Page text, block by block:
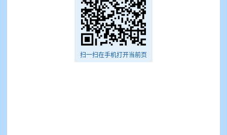
扫一扫在手机打开当前页